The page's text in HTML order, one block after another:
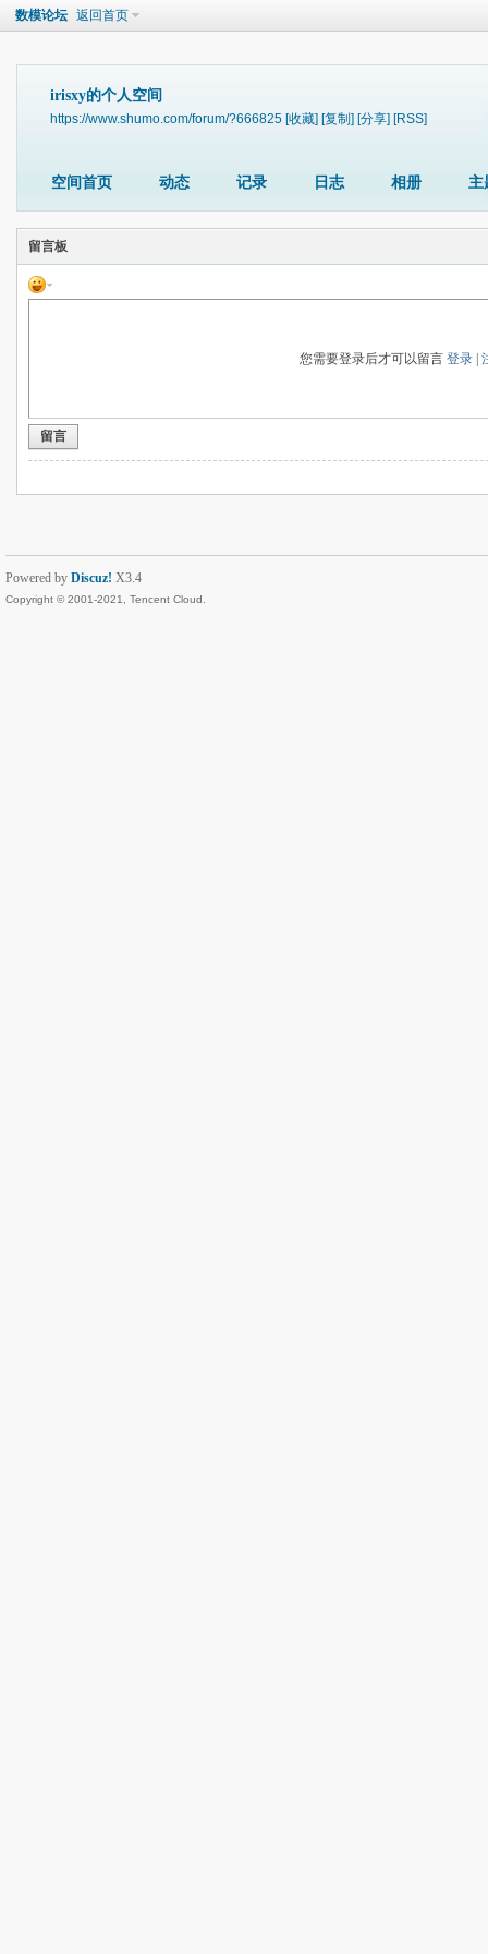
数模论坛 返回首页
irisxy的个人空间
https://www.shumo.com/forum/?666825 [收藏] [复制] [分享] [RSS]
空间首页 动态 记录 日志 相册 主
留言板
您需要登录后才可以留言登录 |
留言
Powered by Discuz! X3.4
Copyright © 2001-2021, Tencent Cloud.